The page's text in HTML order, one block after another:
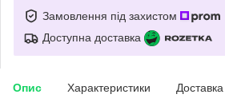
Замовлення під захистом
Доступна доставка
Опис Характеристики Доставка